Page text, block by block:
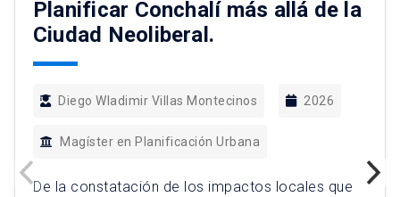
Planificar Conchalí más allá de la
Ciudad Neoliberal.
Diego Wladimir Villas Montecinos 2026
Magíster en Planificación Urbana
De la constatación de los impactos locales que